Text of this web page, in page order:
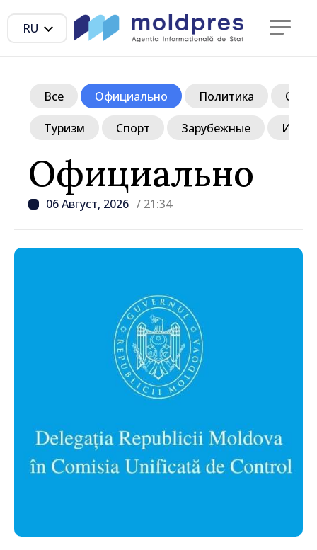
RU
Официально
06 Август, 2026 / 21:34
Все Официально Политика
Туризм Спорт Зарубежные